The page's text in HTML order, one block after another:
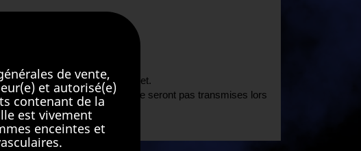
des achats sur internet.
Vos données bancaires ne seront pas transmises lors
de vente,
et autorisé(e)
contenant de la
est vivement
enceintes et